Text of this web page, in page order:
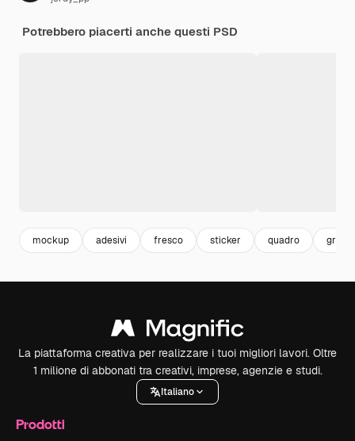
Potrebbero piacerti anche questi PSD
mockup adesivi fresco sticker quadro grigio
La piattaforma creativa per realizzare i tuoi migliori lavori. Oltre
1 milione di abbonati tra creativi, imprese, agenzie e studi.
Italiano
Prodotti